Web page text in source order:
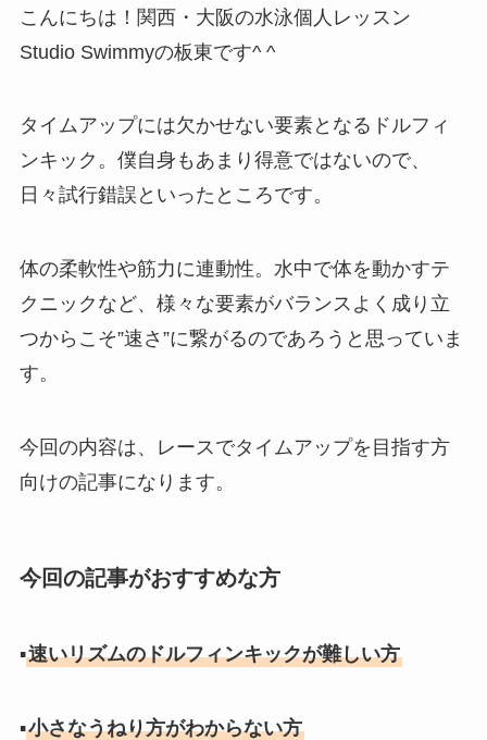
こんにちは！関西・大阪の水泳個人レッスン
Studio Swimmyの板東です^ ^
タイムアップには欠かせない要素となるドルフィ
ンキック。僕自身もあまり得意ではないので、
日々試行錯誤といったところです。
体の柔軟性や筋力に連動性。水中で体を動かすテ
クニックなど、様々な要素がバランスよく成り立
つからこそ”速さ”に繋がるのであろうと思っていま
す。
今回の内容は、レースでタイムアップを目指す方
向けの記事になります。
今回の記事がおすすめな方
▪︎速いリズムのドルフィンキックが難しい方
▪︎小さなうねり方がわからない方